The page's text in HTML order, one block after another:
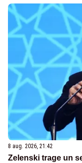
8 aug. 2026, 21:42
Zelenski trage un